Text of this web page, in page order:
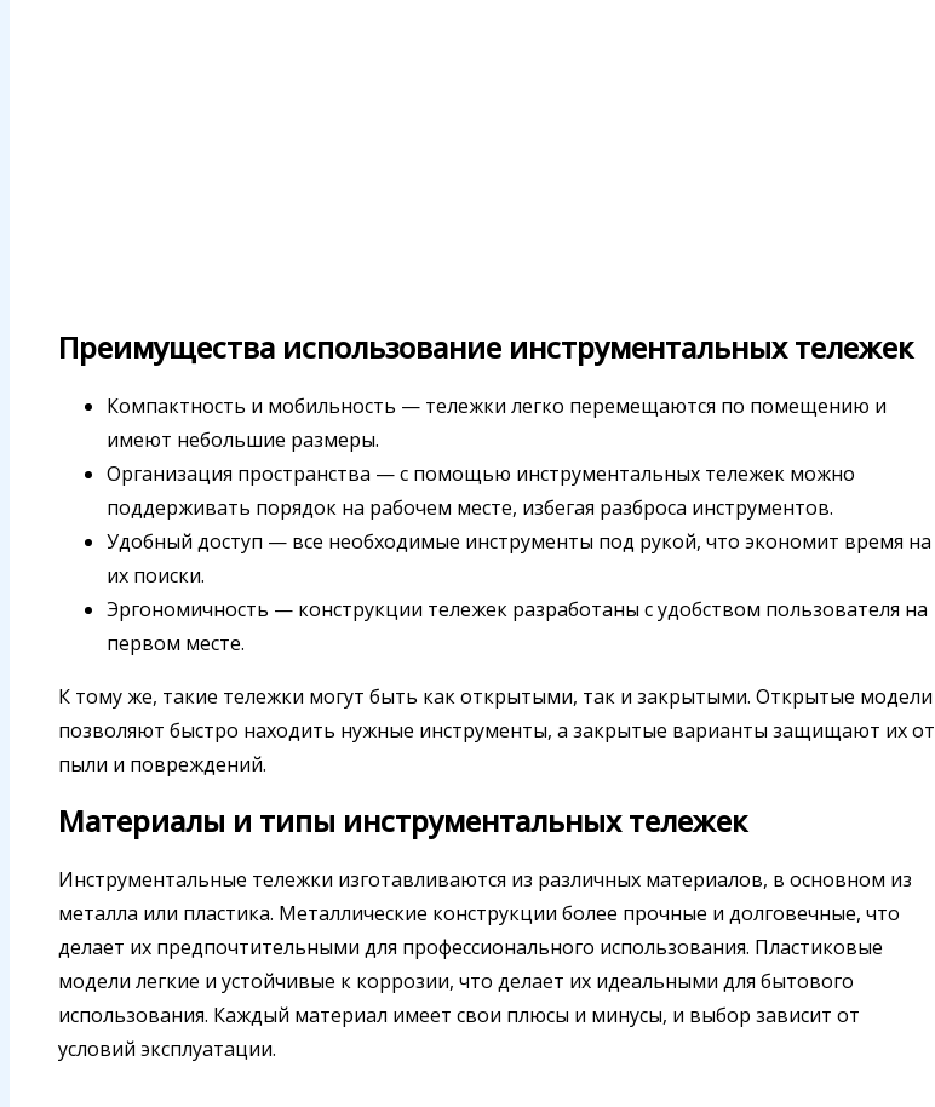
Преимущества использование инструментальных тележек
Компактность и мобильность — тележки легко перемещаются по помещению и
имеют небольшие размеры.
Организация пространства — с помощью инструментальных тележек можно
поддерживать порядок на рабочем месте, избегая разброса инструментов.
Удобный доступ — все необходимые инструменты под рукой, что экономит время на
их поиски.
Эргономичность — конструкции тележек разработаны с удобством пользователя на
первом месте.
К тому же, такие тележки могут быть как открытыми, так и закрытыми. Открытые модели
позволяют быстро находить нужные инструменты, а закрытые варианты защищают их от
пыли и повреждений.
Материалы и типы инструментальных тележек
Инструментальные тележки изготавливаются из различных материалов, в основном из
металла или пластика. Металлические конструкции более прочные и долговечные, что
делает их предпочтительными для профессионального использования. Пластиковые
модели легкие и устойчивые к коррозии, что делает их идеальными для бытового
использования. Каждый материал имеет свои плюсы и минусы, и выбор зависит от
условий эксплуатации.